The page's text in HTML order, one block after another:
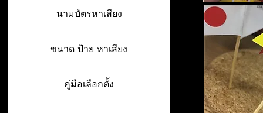
นามบัตรหาเสียง
ขนาด ป้าย หาเสียง
คู่มือเลือกตั้ง